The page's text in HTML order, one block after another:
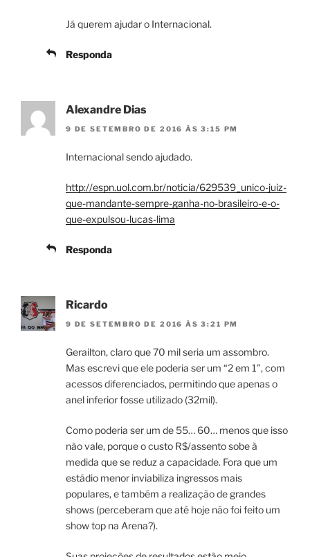
Já querem ajudar o Internacional.
Responda
Alexandre Dias
9 DE SETEMBRO DE 2016 ÀS 3:15 PM
Internacional sendo ajudado.
http://espn.uol.com.br/noticia/629539_unico-juiz-
que-mandante-sempre-ganha-no-brasileiro-e-o-
que-expulsou-lucas-lima
Responda
Ricardo
9 DE SETEMBRO DE 2016 ÀS 3:21 PM
Gerailton, claro que 70 mil seria um assombro.
Mas escrevi que ele poderia ser um “2 em 1”, com
acessos diferenciados, permitindo que apenas o
anel inferior fosse utilizado (32mil).
Como poderia ser um de 55… 60… menos que isso
não vale, porque o custo R$/assento sobe à
medida que se reduz a capacidade. Fora que um
estádio menor inviabiliza ingressos mais
populares, e também a realização de grandes
shows (perceberam que até hoje não foi feito um
show top na Arena?).